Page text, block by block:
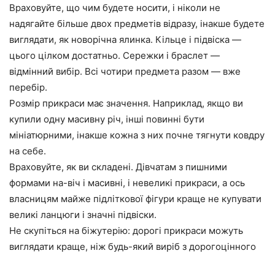
Враховуйте, що чим будете носити, і ніколи не
надягайте більше двох предметів відразу, інакше будете
виглядати, як новорічна ялинка. Кільце і підвіска —
цього цілком достатньо. Сережки і браслет —
відмінний вибір. Всі чотири предмета разом — вже
перебір.
Розмір прикраси має значення. Наприклад, якщо ви
купили одну масивну річ, інші повинні бути
мініатюрними, інакше кожна з них почне тягнути ковдру
на себе.
Враховуйте, як ви складені. Дівчатам з пишними
формами на-віч і масивні, і невеликі прикраси, а ось
власницям майже підліткової фігури краще не купувати
великі ланцюги і значні підвіски.
Не скупіться на біжутерію: дорогі прикраси можуть
виглядати краще, ніж будь-який виріб з дорогоцінного